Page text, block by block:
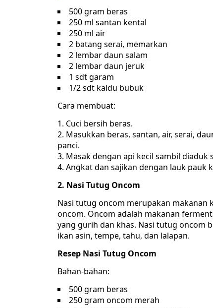
500 gram beras
250 ml santan kental
250 ml air
2 batang serai, memarkan
2 lembar daun salam
2 lembar daun jeruk
1 sdt garam
1/2 sdt kaldu bubuk
Cara membuat:
Cuci bersih beras.
Masukkan beras, santan, air, serai,
panci.
Masak dengan api kecil sambil diaduk
Angkat dan sajikan dengan lauk pauk
2. Nasi Tutug Oncom
Nasi tutug oncom merupakan makanan
oncom. Oncom adalah makanan
yang gurih dan khas. Nasi tutug oncom
ikan asin, tempe, tahu, dan lalapan.
Resep Nasi Tutug Oncom
Bahan-bahan:
500 gram beras
250 gram oncom merah